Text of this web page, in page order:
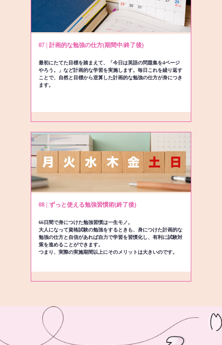
07 | 計画的な勉強の仕方(期間中/終了後)
最初にたてた目標を踏まえて、「今日は英語の問題集を4ページ
やろう。」など計画的な学習を実施します。毎日これを繰り返す
ことで、自然と目標から逆算した計画的な勉強の仕方が身につき
ます。
08 | ずっと使える勉強習慣術(終了後)
66日間で身につけた勉強習慣は一生モノ。
大人になって資格試験の勉強をするときも、身につけた計画的な
勉強の仕方と自信があれば自力で学習を習慣化し、有利に試験対
策を進めることができます。
つまり、実際の実施期間以上にそのメリットは大きいのです。